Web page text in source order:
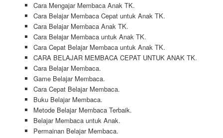
Cara Mengajar Membaca Anak TK.
Cara Belajar Membaca Cepat untuk Anak TK.
Cara Belajar Membaca Anak TK.
Cara Belajar Membaca untuk Anak TK.
Cara Cepat Belajar Membaca untuk Anak TK.
CARA BELAJAR MEMBACA CEPAT UNTUK ANAK TK.
Cara Belajar Membaca.
Game Belajar Membaca.
Cara Cepat Belajar Membaca.
Buku Belajar Membaca.
Metode Belajar Membaca Terbaik.
Belajar Membaca untuk Anak.
Permainan Belajar Membaca.